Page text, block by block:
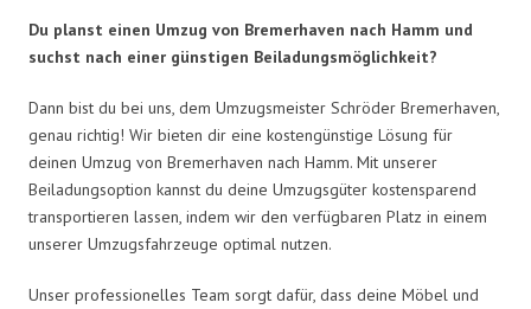
Du planst einen Umzug von Bremerhaven nach Hamm und
suchst nach einer günstigen Beiladungsmöglichkeit?
Dann bist du bei uns, dem Umzugsmeister Schröder Bremerhaven,
genau richtig! Wir bieten dir eine kostengünstige Lösung für
deinen Umzug von Bremerhaven nach Hamm. Mit unserer
Beiladungsoption kannst du deine Umzugsgüter kostensparend
transportieren lassen, indem wir den verfügbaren Platz in einem
unserer Umzugsfahrzeuge optimal nutzen.
Unser professionelles Team sorgt dafür, dass deine Möbel und